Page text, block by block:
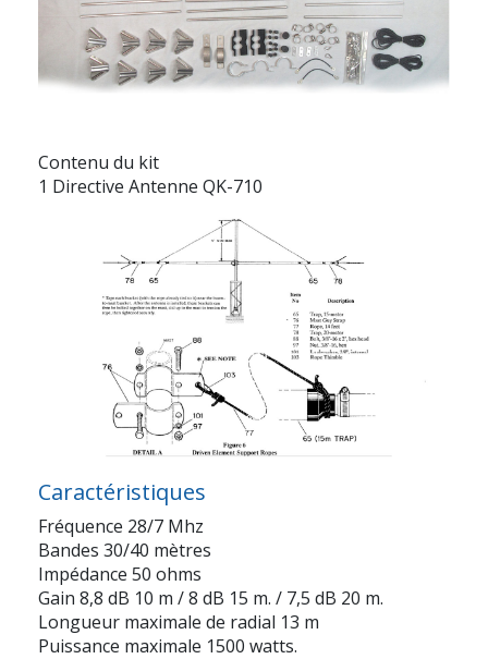
Contenu du kit
1 Directive Antenne QK-710
Caractéristiques
Fréquence 28/7 Mhz
Bandes 30/40 mètres
Impédance 50 ohms
Gain 8,8 dB 10 m / 8 dB 15 m. / 7,5 dB 20 m.
Longueur maximale de radial 13 m
Puissance maximale 1500 watts.